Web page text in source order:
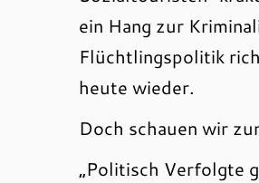
ein Hang zur
Flüchtlingspolitik
heute wieder.
Doch schauen wir
„Politisch Verfolgte